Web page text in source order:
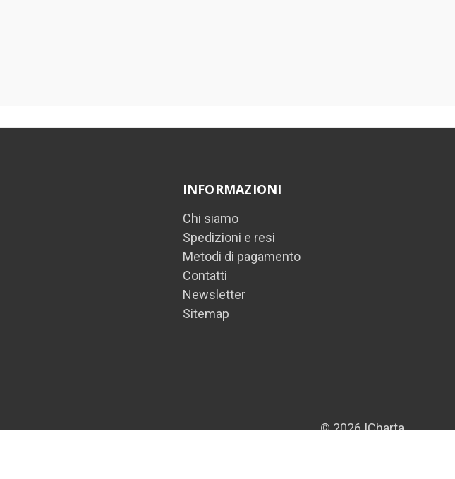
INFORMAZIONI
Chi siamo
Spedizioni e resi
Metodi di pagamento
Contatti
Newsletter
Sitemap
© 2026 ICharta